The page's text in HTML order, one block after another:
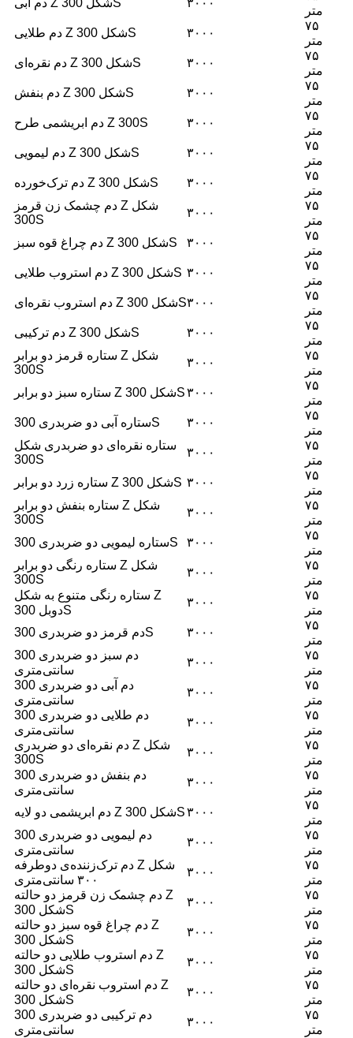
دم آبی Z شکل 300S
۳۰۰۰
متر
دم طلایی Z شکل 300S
۳۰۰۰
۷۵
متر
دم نقره‌ای Z شکل 300S
۳۰۰۰
۷۵
متر
دم بنفش Z شکل 300S
۳۰۰۰
۷۵
متر
دم ابریشمی طرح Z 300S
۳۰۰۰
۷۵
متر
دم لیمویی Z شکل 300S
۳۰۰۰
۷۵
متر
دم ترک‌خورده Z شکل 300S
۳۰۰۰
۷۵
متر
دم چشمک زن قرمز Z شکل
300S
۳۰۰۰
۷۵
متر
دم چراغ قوه سبز Z شکل 300S
۳۰۰۰
۷۵
متر
دم استروب طلایی Z شکل 300S ۳۰۰۰
۷۵
متر
دم استروب نقره‌ای Z شکل 300S۳۰۰۰
۷۵
متر
دم ترکیبی Z شکل 300S
۳۰۰۰
۷۵
متر
ستاره قرمز دو برابر Z شکل
300S
۳۰۰۰
۷۵
متر
ستاره سبز دو برابر Z شکل 300S۳۰۰۰
۷۵
متر
ستاره آبی دو ضربدری 300S
۳۰۰۰
۷۵
متر
ستاره نقره‌ای دو ضربدری شکل
300S
۳۰۰۰
۷۵
متر
ستاره زرد دو برابر Z شکل 300S ۳۰۰۰
۷۵
متر
ستاره بنفش دو برابر Z شکل
300S
۳۰۰۰
۷۵
متر
ستاره لیمویی دو ضربدری 300S
۳۰۰۰
۷۵
متر
ستاره رنگی دو برابر Z شکل
300S
۳۰۰۰
۷۵
متر
ستاره رنگی متنوع به شکل Z
دوبل 300S
۳۰۰۰
۷۵
متر
دم قرمز دو ضربدری 300S
۳۰۰۰
۷۵
متر
دم سبز دو ضربدری 300
سانتی‌متری
۳۰۰۰
۷۵
متر
دم آبی دو ضربدری 300
سانتی‌متری
۳۰۰۰
۷۵
متر
دم طلایی دو ضربدری 300
سانتی‌متری
۳۰۰۰
۷۵
متر
دم نقره‌ای دو ضربدری Z شکل
300S
۳۰۰۰
۷۵
متر
دم بنفش دو ضربدری 300
سانتی‌متری
۳۰۰۰
۷۵
متر
دم ابریشمی دو لایه Z شکل 300S۳۰۰۰
۷۵
متر
دم لیمویی دو ضربدری 300
سانتی‌متری
۳۰۰۰
۷۵
متر
دم ترک‌زننده‌ی دوطرفه Z شکل
۳۰۰ سانتی‌متری
۳۰۰۰
۷۵
متر
دم چشمک زن قرمز دو حالته Z
شکل 300S
۳۰۰۰
۷۵
متر
دم چراغ قوه سبز دو حالته Z
شکل 300S
۳۰۰۰
۷۵
متر
دم استروب طلایی دو حالته Z
شکل 300S
۳۰۰۰
۷۵
متر
دم استروب نقره‌ای دو حالته Z
شکل 300S
۳۰۰۰
۷۵
متر
دم ترکیبی دو ضربدری 300
سانتی‌متری
۳۰۰۰
۷۵
متر